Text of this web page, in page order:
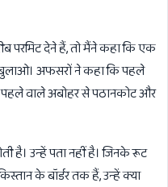
परमिट देने हैं, तो मैंने कहा कि एक
बुलाओ। अफसरों ने कहा कि पहले
पहले वाले अबोहर से पठानकोट और
है। उन्हें पता नहीं है। जिनके रूट
के बॉर्डर तक हैं, उन्हें क्या